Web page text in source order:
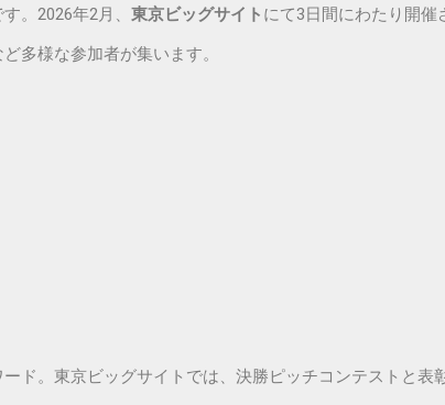
。2026年2月、 東京ビッグサイト にて3日間にわたり開催
多様な参加者が集います。
ド。東京ビッグサイトでは、決勝ピッチコンテストと表